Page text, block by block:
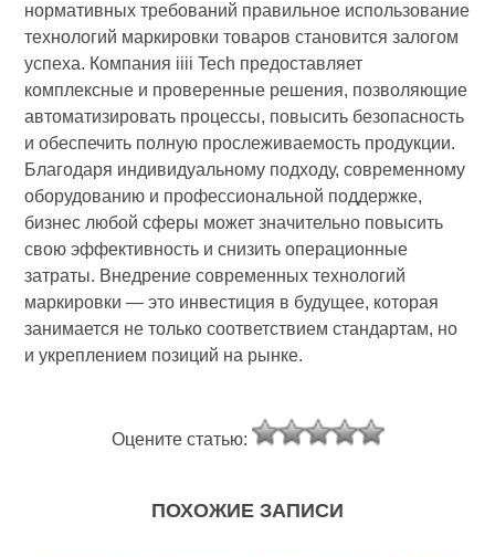
нормативных требований правильное использование
технологий маркировки товаров становится залогом
успеха. Компания iiii Tech предоставляет
комплексные и проверенные решения, позволяющие
автоматизировать процессы, повысить безопасность
и обеспечить полную прослеживаемость продукции.
Благодаря индивидуальному подходу, современному
оборудованию и профессиональной поддержке,
бизнес любой сферы может значительно повысить
свою эффективность и снизить операционные
затраты. Внедрение современных технологий
маркировки — это инвестиция в будущее, которая
занимается не только соответствием стандартам, но
и укреплением позиций на рынке.
Оцените статью:
ПОХОЖИЕ ЗАПИСИ